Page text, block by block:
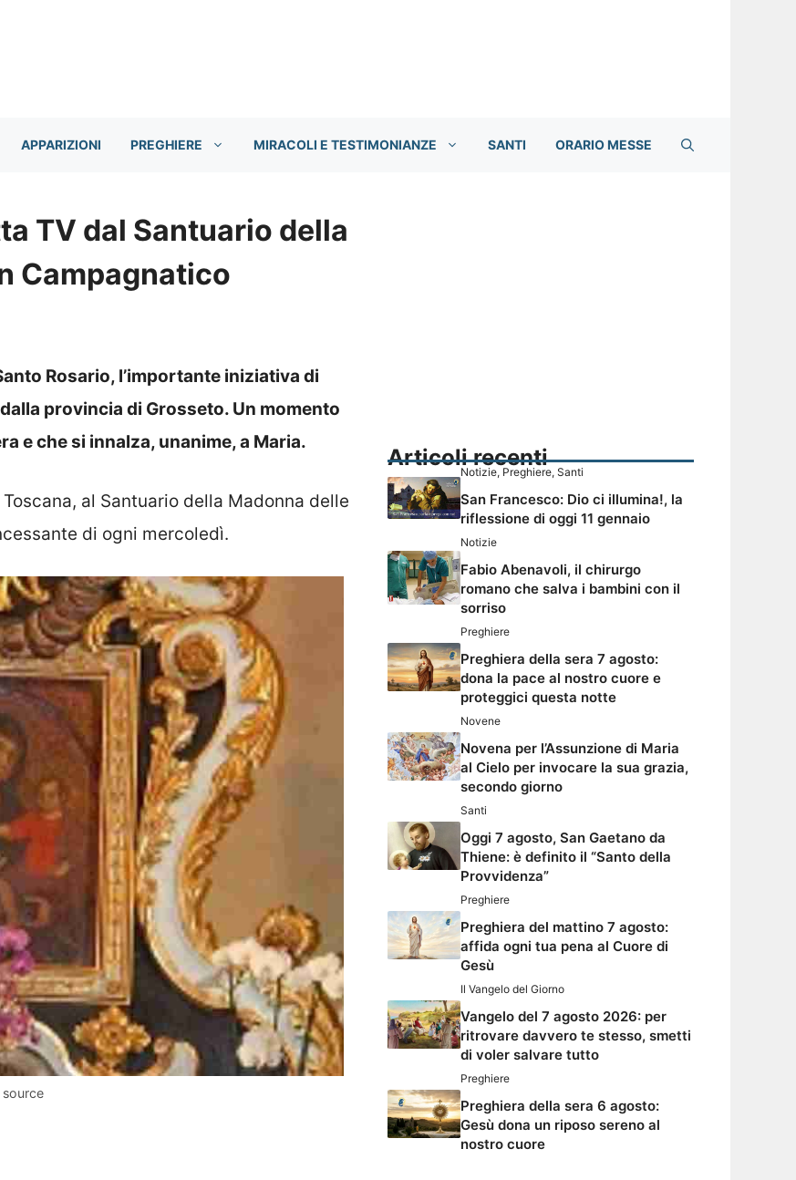
APPARIZIONI PREGHIERE MIRACOLI E TESTIMONIANZE SANTI ORARIO MESSE
TV dal Santuario della
Campagnatico
Rosario, l’importante iniziativa di
provincia di Grosseto. Un momento
e che si innalza, unanime, a Maria.
al Santuario della Madonna delle
di ogni mercoledì.
Articoli recenti
Notizie, Preghiere, Santi
San Francesco: Dio ci illumina!, la
riflessione di oggi 11 gennaio
Notizie
Fabio Abenavoli, il chirurgo
romano che salva i bambini con il
sorriso
Preghiere
Preghiera della sera 7 agosto:
dona la pace al nostro cuore e
proteggici questa notte
Novene
Novena per l’Assunzione di Maria
al Cielo per invocare la sua grazia,
secondo giorno
Santi
Oggi 7 agosto, San Gaetano da
Thiene: è definito il “Santo della
Provvidenza”
Preghiere
Preghiera del mattino 7 agosto:
affida ogni tua pena al Cuore di
Gesù
Il Vangelo del Giorno
Vangelo del 7 agosto 2026: per
ritrovare davvero te stesso, smetti
di voler salvare tutto
Preghiere
Preghiera della sera 6 agosto:
Gesù dona un riposo sereno al
nostro cuore